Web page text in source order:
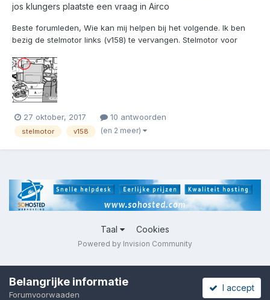
jos klungers plaatste een vraag in Airco
Beste forumleden, Wie kan mij helpen bij het volgende. Ik ben
bezig de stelmotor links (v158) te vervangen. Stelmotor voor
probleem is dat ik 1 van de twee bouten, waarmee de stelmotor
vastzit, niet los kan krijgen omdat ik er ni...
27 oktober, 2017 10 antwoorden
stelmotor v158 (en 2 meer)
Taal Cookies
Powered by Invision Community
Belangrijke informatie
Forumvoorwaaden
I accept